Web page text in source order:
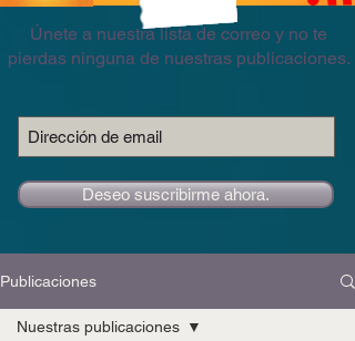
Únete a nuestra lista de correo y no te
pierdas ninguna de nuestras publicaciones.
Deseo suscribirme ahora.
Publicaciones
Nuestras publicaciones